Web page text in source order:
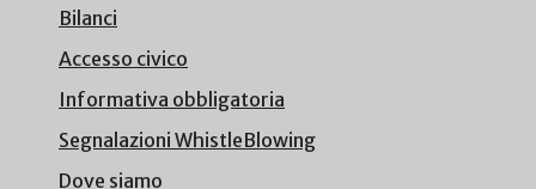
Bilanci
Accesso civico
Informativa obbligatoria
Segnalazioni WhistleBlowing
Dove siamo